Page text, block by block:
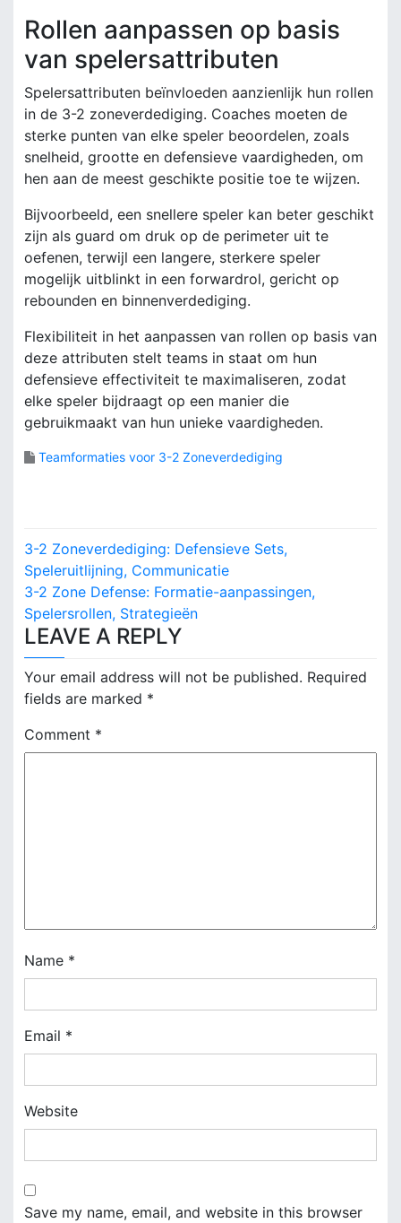
Rollen aanpassen op basis
van spelersattributen
Spelersattributen beïnvloeden aanzienlijk hun rollen
in de 3-2 zoneverdediging. Coaches moeten de
sterke punten van elke speler beoordelen, zoals
snelheid, grootte en defensieve vaardigheden, om
hen aan de meest geschikte positie toe te wijzen.
Bijvoorbeeld, een snellere speler kan beter geschikt
zijn als guard om druk op de perimeter uit te
oefenen, terwijl een langere, sterkere speler
mogelijk uitblinkt in een forwardrol, gericht op
rebounden en binnenverdediging.
Flexibiliteit in het aanpassen van rollen op basis van
deze attributen stelt teams in staat om hun
defensieve effectiviteit te maximaliseren, zodat
elke speler bijdraagt op een manier die
gebruikmaakt van hun unieke vaardigheden.
Teamformaties voor 3-2 Zoneverdediging
P
o
s
t
n
a
v
o
n
3-2 Zoneverdediging: Defensieve Sets,
Speleruitlijning, Communicatie
3-2 Zone Defense: Formatie-aanpassingen,
Spelersrollen, Strategieën
LEAVE A REPLY
Your email address will not be published. Required
fields are marked *
Comment *
Name *
Email *
Website
Save my name, email, and website in this browser